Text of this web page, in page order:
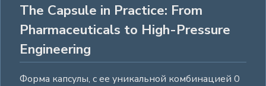
The Capsule in Practice: From
Pharmaceuticals to High-Pressure
Engineering
Форма капсулы, с ее уникальной комбинацией 0